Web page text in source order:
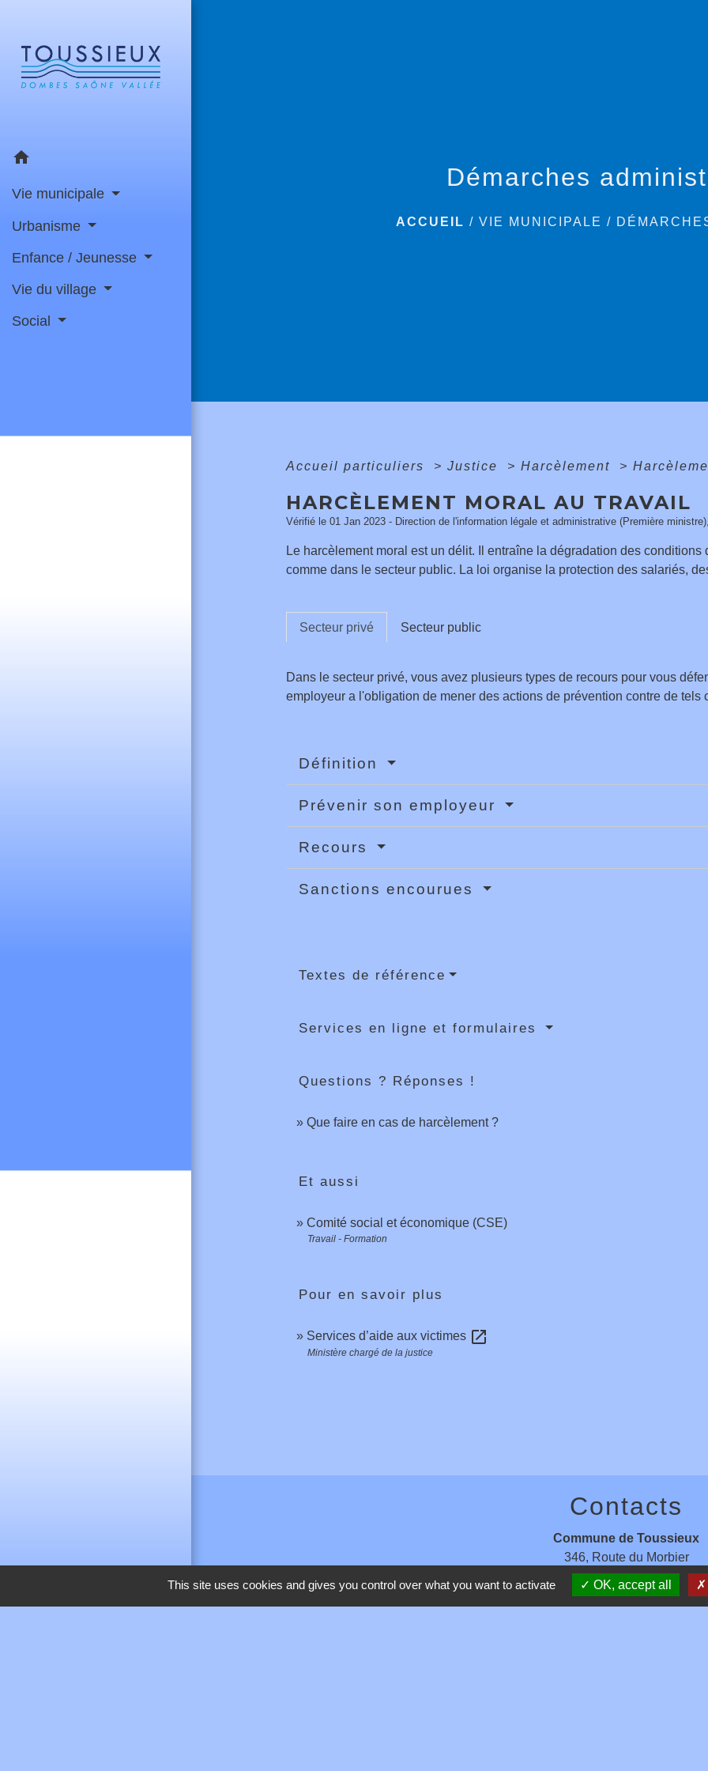
home
Vie municipale
Urbanisme
Enfance / Jeunesse
Vie du village
Social
Démarches
ACCUEIL /VIE MUNICIPALE /
Accueil particuliers > Justice > Harcèlement >
HARCÈLEMENT MORAL AU TRAVAIL
Vérifié le 01 Jan 2023 - Direction de l'information légale et administrative (Première
Le harcèlement moral est un délit. Il entraîne la dégradation des
comme dans le secteur public. La loi organise la protection des salariés,
Secteur privé Secteur public
Dans le secteur privé, vous avez plusieurs types de recours pour vous
employeur a l'obligation de mener des actions de prévention contre de tels
Définition
Prévenir son employeur
Recours
Sanctions encourues
Textes de référence
Services en ligne et formulaires
Questions ? Réponses !
Que faire en cas de harcèlement ?
Et aussi
Comité social et économique (CSE)
Travail - Formation
Pour en savoir plus
Services d’aide aux victimes open_in_new
Ministère chargé de la justice
Contacts
Commune de Toussieux
346, Route du Morbier
01600 Toussieux - FRANCE
+33 4 74 00 19 03
This site uses cookies and gives you control over what you want to activate OK, accept all